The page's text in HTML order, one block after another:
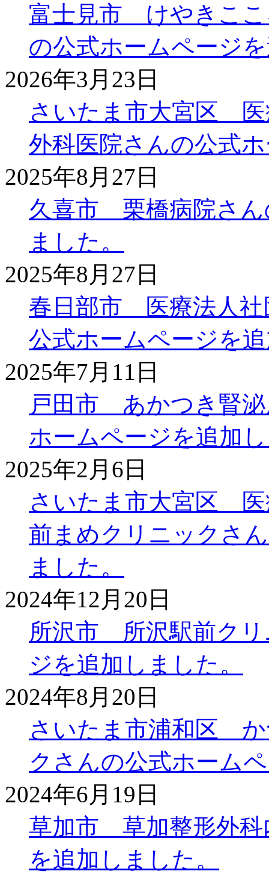
富士見市 けやきここ
の公式ホームページ
2026年3月23日
さいたま市大宮区
外科医院さんの公式
2025年8月27日
久喜市 栗橋病院さん
ました。
2025年8月27日
春日部市 医療法人
公式ホームページを
2025年7月11日
戸田市 あかつき腎
ホームページを追加
2025年2月6日
さいたま市大宮区
前まめクリニックさ
ました。
2024年12月20日
所沢市 所沢駅前クリ
ジを追加しました。
2024年8月20日
さいたま市浦和区
クさんの公式ホーム
2024年6月19日
草加市 草加整形外科
を追加しました。